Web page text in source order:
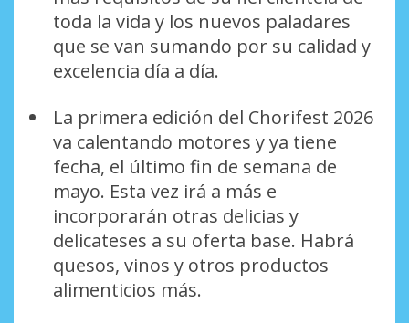
toda la vida y los nuevos paladares
que se van sumando por su calidad y
excelencia día a día.
La primera edición del Chorifest 2026
va calentando motores y ya tiene
fecha, el último fin de semana de
mayo. Esta vez irá a más e
incorporarán otras delicias y
delicateses a su oferta base. Habrá
quesos, vinos y otros productos
alimenticios más.